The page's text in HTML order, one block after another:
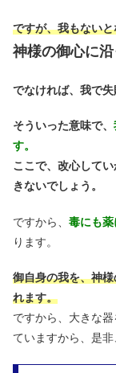
ですが、我もない
神様の御心に沿
でなければ、我で失
そういった意味で、
す。
ここで、改心して
きないでしょう。
ですから、 毒にも
ります。
御自身の我を、神
れます。
ですから、大きな
ていますから、是